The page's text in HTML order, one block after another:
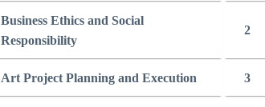
Business Ethics and Social
Responsibility
2
Art Project Planning and Execution 3